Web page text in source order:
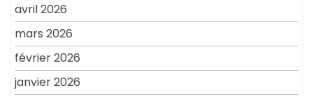
avril 2026
mars 2026
février 2026
janvier 2026